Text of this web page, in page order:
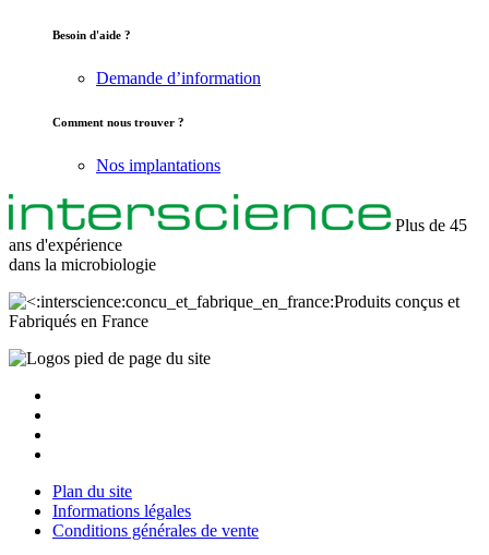
Besoin d'aide ?
Demande d’information
Comment nous trouver ?
Nos implantations
Plus de 45
ans d'expérience
dans la microbiologie
Produits conçus et
Fabriqués en France
Plan du site
Informations légales
Conditions générales de vente